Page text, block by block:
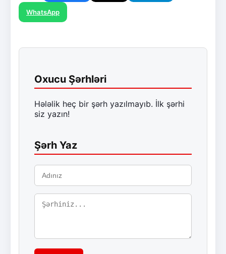
WhatsApp
Oxucu Şərhləri
Hələlik heç bir şərh yazılmayıb. İlk şərhi
siz yazın!
Şərh Yaz